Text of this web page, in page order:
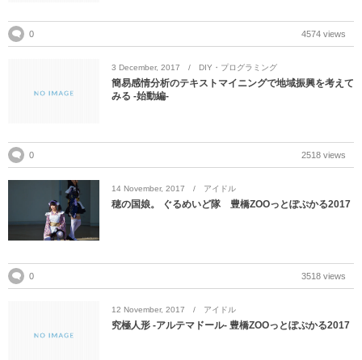
0 4574 views
3 December, 2017 DIY・プログラミング
簡易感情分析のテキストマイニングで地域振興を考えて
みる -始動編-
0 2518 views
14 November, 2017 アイドル
穂の国娘。 ぐるめいど隊 豊橋ZOOっとぽぷかる2017
0 3518 views
12 November, 2017 アイドル
究極人形 -アルテマドール- 豊橋ZOOっとぽぷかる2017